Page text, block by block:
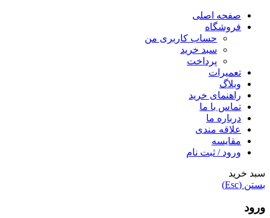
صفحه اصلی
فروشگاه
حساب کاربری من
سبد خرید
پرداخت
تعمیرات
وبلاگ
راهنمای خرید
تماس با ما
درباره ما
علاقه مندی
مقایسه
ورود / ثبت نام
سبد خرید
بستن (Esc)
ورود